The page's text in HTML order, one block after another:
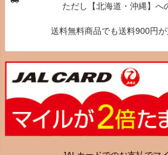
ただし【北海道・沖縄】へ
送料無料商品でも送料900円